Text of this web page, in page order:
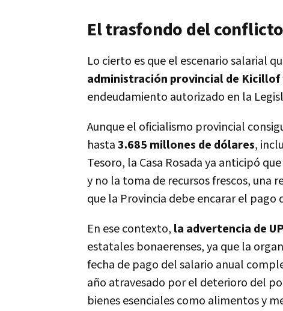
El trasfondo del
Lo cierto es que el escenario salarial
administración provincial de Kicillof
endeudamiento autorizado en la
Aunque el oficialismo provincial
hasta3.685 millones de dólares,
Tesoro, la Casa Rosada ya anticipó
y no la toma de recursos frescos, una
que la Provincia debe encarar el
En ese contexto, la advertencia de
estatales bonaerenses, ya que la
fecha de pago del salario anual
año atravesado por el deterioro del
bienes esenciales como alimentos y